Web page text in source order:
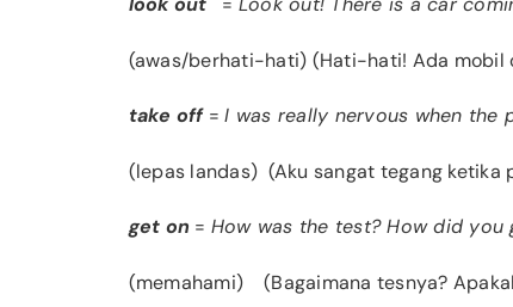
(awas/berhati-hati) (Hati-hati! Ada mobil
take off =I was really nervous when the
(lepas landas) (Aku sangat tegang ketika
get on = How was the test? How did you
(memahami) (Bagaimana tesnya?